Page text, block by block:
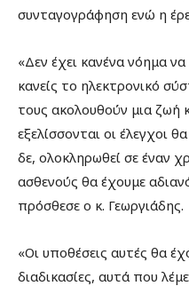
συνταγογράφηση ενώ η
«Δεν έχει κανένα νόημα
κανείς το ηλεκτρονικό
τους ακολουθούν μια ζωή
εξελίσσονται οι έλεγχοι
δε, ολοκληρωθεί σε έναν
ασθενούς θα έχουμε
πρόσθεσε ο κ. Γεωργιάδης.
«Οι υποθέσεις αυτές θα
διαδικασίες, αυτά που